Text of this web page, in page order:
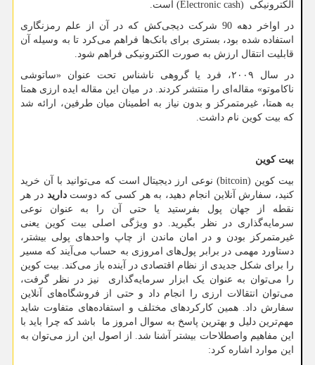
الکترونیکی
(Electronic cash) است.
در اواخر دهه 90 شرکت دیجی‌کش که در آن از علم رمزنگاری
استفاده شده بود، بستری برای بانک‌ها فراهم می‌کرد تا به وسیله آن
قابلیت انتقال ارزش به صورت الکترونیکی فراهم شود.
در سال ۲۰۰۹، فرد یا گروهی ناشناس تحت عنوان «ساتوشی
ناکاموتو» مقاله‌ای را منتشر کردند. در میان این مقاله ایده ارزی همتا
به همتا، غیرمتمرکز و بدون نیاز به اطمینان میان طرفین، ارائه شد
که بیت کوین نام داشت.
بیت کوین
بیت کوین (bitcoin) نوعی ارز دیجیتال است که می‌توانید با آن خرید
کنید، سفارش‌ آنلاین انجام دهید، به هر کسی که دوستدارید در هر
نقطه از جهان پول بفرستید یا حتی آن را به عنوان نوعی
سرمایه‌گذاری در نظر بگیرید. دو ویژگی اصلی بیت کوین یعنی
غیرمتمرکز بودن و در امان ماندن از چاپ واحدهای پولی بیشتر،
دستاورد مهمی در برابر پول‌های امروزی به حساب می‌آیند که مسیر
را برای شکل جدیدی از نظام اقتصادی در آینده باز می‌کند. بیت کوین
را می‌توان به عنوان یک ابزار سرمایه‌گذاری نیز در نظر گرفت،
می‌توان انتقالات ارزی را انجام داد و حتی از فروشگاه‌های آنلاین
سفارش داد. همین کارکردهای مختلف و استفاده‌های متفاوت شاید
مهم‌ترین دلیل و بهترین پاسخ به سوال امروز ما باشد که چرا باید با
این مفاهیم واصطلاحات بیشتر آشنا شد. از اصول این ارز می‌توان به
این موارد اشاره کرد: